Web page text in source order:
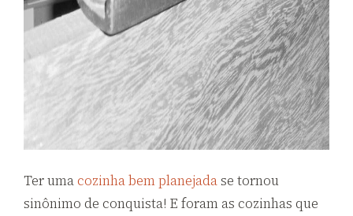
Ter umacozinha bem planejadase tornou
sinônimo de conquista! E foram as cozinhas que